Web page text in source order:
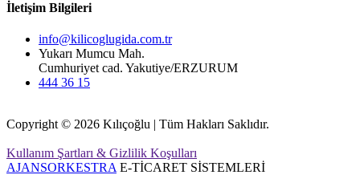
İletişim Bilgileri
info@kilicoglugida.com.tr
Yukarı Mumcu Mah.
Cumhuriyet cad. Yakutiye/ERZURUM
444 36 15
Copyright © 2026 Kılıçoğlu | Tüm Hakları Saklıdır.
Kullanım Şartları & Gizlilik Koşulları
AJANSORKESTRA E-TİCARET SİSTEMLERİ